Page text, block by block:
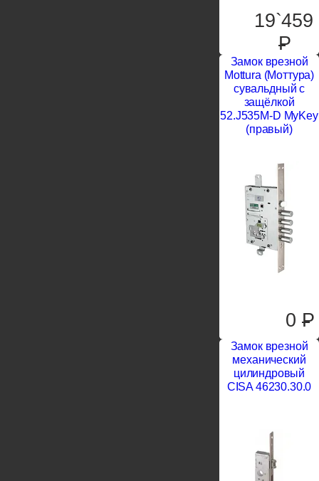
19`459
P
Замок врезной
Mottura (Моттура)
сувальдный с
защёлкой
52.J535M-D MyKey
(правый)
0P
Замок врезной
механический
цилиндровый
CISA 46230.30.0